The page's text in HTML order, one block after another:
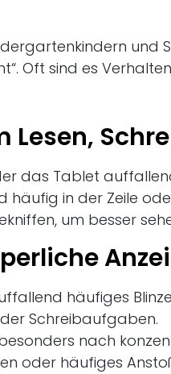
und
Oft sind es
das Tablet
häufig in der Zeile
um besser
häufiges
Schreibaufgaben.
nach
oder häufiges